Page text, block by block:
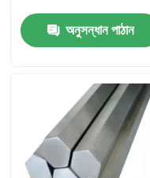
আমাদের সম্বন্ধে
অনুসন্ধান পাঠান